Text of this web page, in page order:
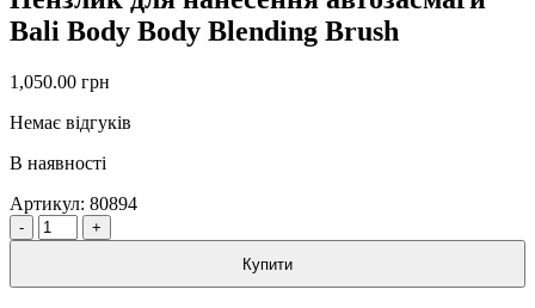
Bali Body Body Blending Brush
1,050.00 грн
Немає відгуків
В наявності
Артикул: 80894
Quantity
Купити